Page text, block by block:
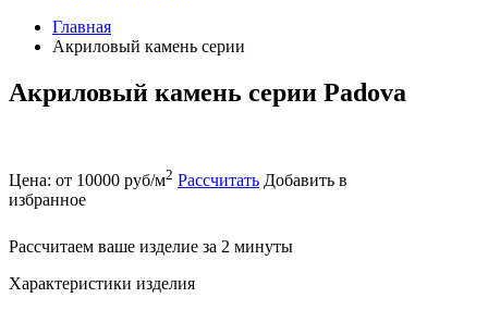
Главная
Акриловый камень серии
Акриловый камень серии Padova
Цена: от 10000 руб/м2 Рассчитать Добавить в
избранное
Рассчитаем ваше изделие за 2 минуты
Характеристики изделия